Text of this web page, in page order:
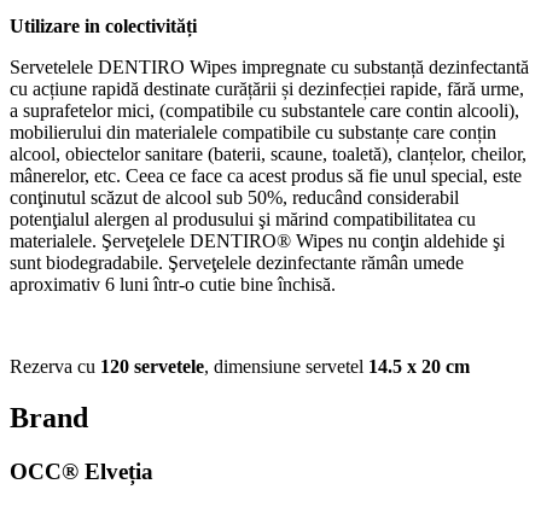
Utilizare in colectivități
Servetelele DENTIRO Wipes impregnate cu substanță dezinfectantă
cu acțiune rapidă destinate curățării și dezinfecției rapide, fără urme,
a suprafetelor mici, (compatibile cu substantele care contin alcooli),
mobilierului din materialele compatibile cu substanțe care conțin
alcool, obiectelor sanitare (baterii, scaune, toaletă), clanțelor, cheilor,
mânerelor, etc. Ceea ce face ca acest produs să fie unul special, este
conţinutul scăzut de alcool sub 50%, reducând considerabil
potenţialul alergen al produsului şi mărind compatibilitatea cu
materialele. Şerveţelele DENTIRO® Wipes nu conţin aldehide şi
sunt biodegradabile. Şerveţelele dezinfectante rămân umede
aproximativ 6 luni într-o cutie bine închisă.
Rezerva cu 120 servetele, dimensiune servetel 14.5 x 20 cm
Brand
OCC® Elveția